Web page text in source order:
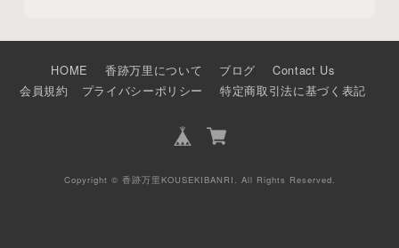
HOME 香跡万里について ブログ
Contact Us
会員規約
プライバシーポリシー 特定商取引法に基づく表記
Copyright © 香跡万里KOUSEKIBANRI. All Rights Reserved.